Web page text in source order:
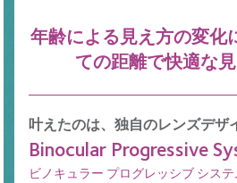
年齢による見え方の変化
ての距離で快適な見
叶えたのは、独自のレンズデザ
Binocular Progressive
ビノキュラー プログレッシブ シス